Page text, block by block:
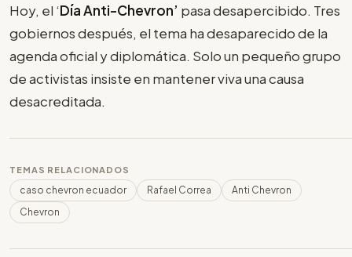
Hoy, el ‘Día Anti-Chevron’ pasa desapercibido. Tres
gobiernos después, el tema ha desaparecido de la
agenda oficial y diplomática. Solo un pequeño grupo
de activistas insiste en mantener viva una causa
desacreditada.
TEMAS RELACIONADOS
caso chevron ecuador Rafael Correa
Anti Chevron
Chevron